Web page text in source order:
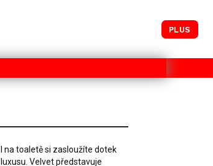
PLUS
I na toaletě si zasloužíte dotek
luxusu. Velvet představuje